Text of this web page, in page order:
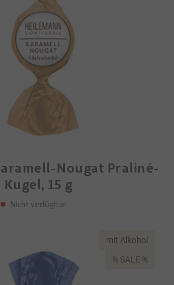
Nougat Praliné-
Kugel, 15 g
Nicht verfügbar
mit Alkohol
% SALE %